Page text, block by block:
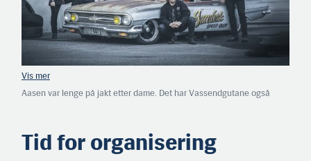
Aasen var lenge på jakt etter dame. Det har Vassendgutane også
Vassendgutane)
Tid for organisering